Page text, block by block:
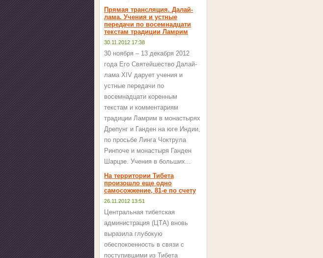
Прямая трансляция. Далай-
лама. Учения и устные
передачи по восемнадцати
текстам традиции Ламрим
30.11.2012 17:38
30 ноября – 13 декабря 2012
года Его Святейшество Далай-
лама XIV дарует учения и
устные передачи по
восемнадцати коренным
текстам и комментариям
традиции Ламрим в монастырях
Дрепунг и Ганден на юге Индии,
по просьбе Линга Чоктрула
Ринпоче и монастыря Ганден
Шарцзе. Учения в больших...
На территории Тибета
произошло еще одно
самосожжение, 81-е по счету
26.11.2012 13:51
Центральная тибетская
администрация (ЦТА) вновь
выразила глубокую
обеспокоенность в связи с
поступившими из Тибета